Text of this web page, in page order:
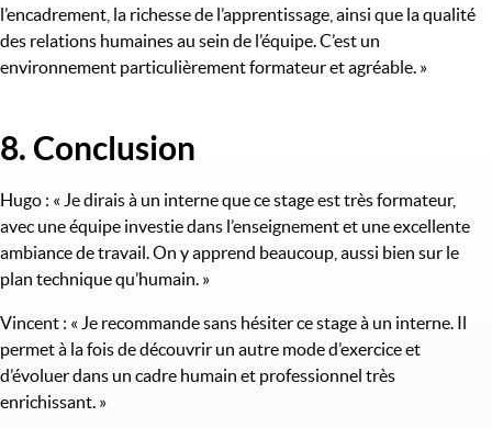
l’encadrement, la richesse de l’apprentissage, ainsi que la qualité
des relations humaines au sein de l’équipe. C’est un
environnement particulièrement formateur et agréable. »
Titre
8. Conclusion
Hugo : « Je dirais à un interne que ce stage est très formateur,
avec une équipe investie dans l’enseignement et une excellente
ambiance de travail. On y apprend beaucoup, aussi bien sur le
plan technique qu’humain. »
Vincent : « Je recommande sans hésiter ce stage à un interne. Il
permet à la fois de découvrir un autre mode d’exercice et
d’évoluer dans un cadre humain et professionnel très
enrichissant. »